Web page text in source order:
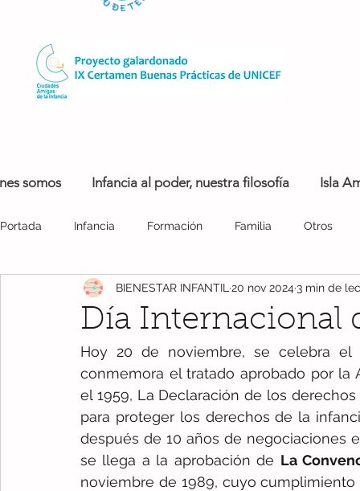
somos Infancia al poder, nuestra filosofía Isla
Portada Infancia Formación Familia Otros
Salud Recomendaciones Emociones
maltrato infantil Día Internacional Juego
día de la paz Verano paz
Día Internacional
BIENESTAR INFANTIL 20 nov 2024 3 min de
Hoy 20 de noviembre, se celebra el
conmemora el tratado aprobado por la
el 1959, La Declaración de los
para proteger los derechos de la
después de 10 años de negociaciones
se llega a la aprobación de La
noviembre de 1989, cuyo